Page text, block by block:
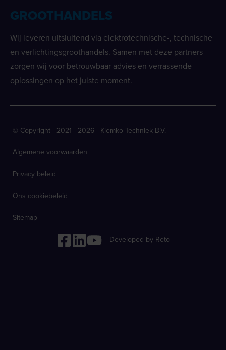
GROOTHANDELS
Wij leveren uitsluitend via elektrotechnische-, technische
en verlichtingsgroothandels. Samen met deze partners
zorgen wij voor betrouwbaar advies en verrassende
oplossingen op het juiste moment.
© Copyright 2021 - 2026 Klemko Techniek B.V.
Algemene voorwaarden
Privacy beleid
Ons cookiebeleid
Sitemap
Developed by Reto